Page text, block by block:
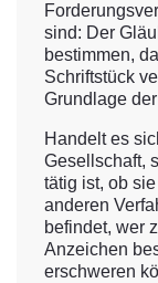
sind: Der
bestimmen,
Schriftstück
Grundlage
Handelt es
Gesellschaft,
tätig ist, ob
anderen
befindet, wer
Anzeichen
erschweren